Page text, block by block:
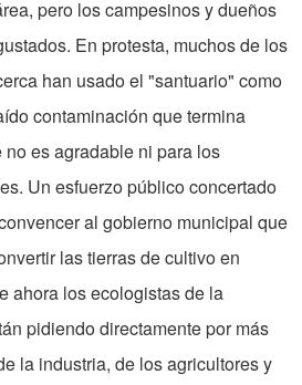
pero los campesinos y dueños
En protesta, muchos de los
han usado el "santuario" como
contaminación que termina
es agradable ni para los
Un esfuerzo público concertado
al gobierno municipal que
las tierras de cultivo en
ahora los ecologistas de la
pidiendo directamente por más
la industria, de los agricultores y